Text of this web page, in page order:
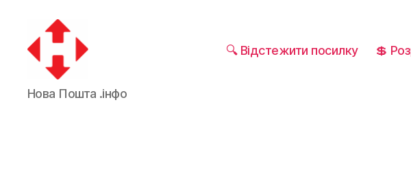
Нова Пошта .інфо
🔍 Відстежити посилку 💲